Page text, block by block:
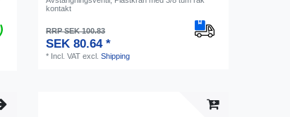
kontakt
RRP SEK 100.83
SEK 80.64 *
* Incl. VAT excl.Shipping